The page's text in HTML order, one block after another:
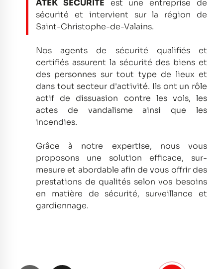
ATEK SECURITE est une entreprise de
sécurité et intervient sur la région de
Saint-Christophe-de-Valains.
Nos agents de sécurité qualifiés et
certifiés assurent la sécurité des biens et
des personnes sur tout type de lieux et
dans tout secteur d'activité. Ils ont un rôle
actif de dissuasion contre les vols, les
actes de vandalisme ainsi que les
incendies.
Grâce à notre expertise, nous vous
proposons une solution efficace, sur-
mesure et abordable afin de vous offrir des
prestations de qualités selon vos besoins
en matière de sécurité, surveillance et
gardiennage.